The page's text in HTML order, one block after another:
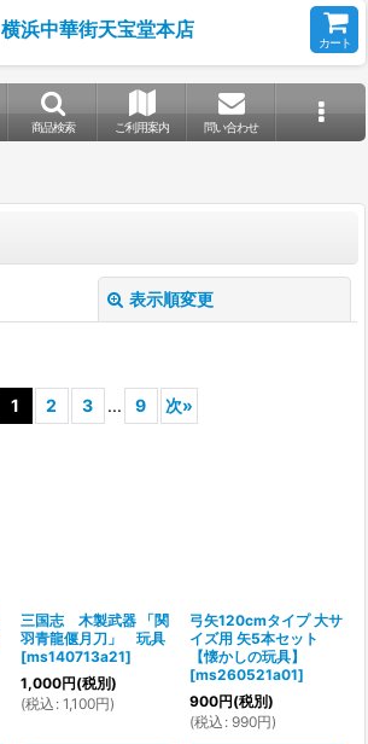
横浜中華街天宝堂本店
カート
商品検索 ご利用案内 問い合わせ
表示順変更
1 2 3 ... 9 次»
三国志 木製武器 「関
羽青龍偃月刀」 玩具
[ms140713a21]
1,000円(税別)
(税込 : 1,100円)
弓矢120cmタイプ 大サ
イズ用 矢5本セット
【懐かしの玩具】
[ms260521a01]
900円(税別)
(税込 : 990円)